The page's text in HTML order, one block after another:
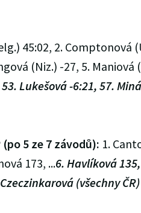
45:02, 2. Comptonová
(Niz.) -27, 5. Maniová
Lukešová -6:21, 57.
5 ze 7 závodů): 1.
173, ...6. Havlíková
(všechny